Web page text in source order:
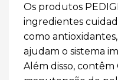
Os produtos
ingredientes
como
ajudam o sistema
Além disso,